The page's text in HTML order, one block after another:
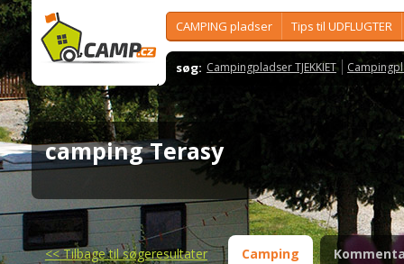
CAMPING pladser Tips til UDFLUGTER
søg: Campingpladser TJEKKIET
camping Terasy
<<Tilbage til søgeresultater Camping